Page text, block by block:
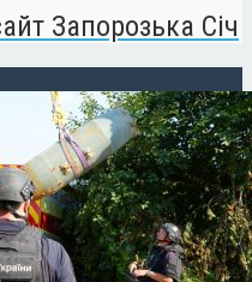
Запорозька Січ